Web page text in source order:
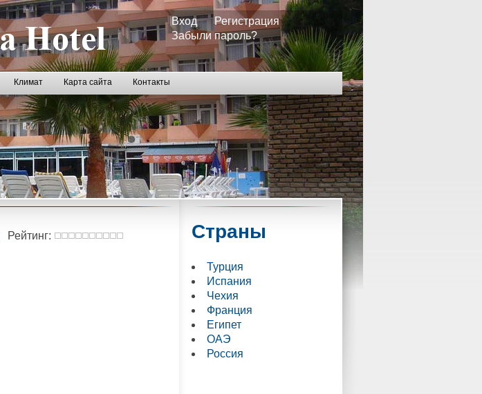
Вход
Регистрация
Забыли пароль?
Климат Карта сайта Контакты
Рейтинг: Страны
Турция
Испания
Чехия
Франция
Египет
ОАЭ
Россия